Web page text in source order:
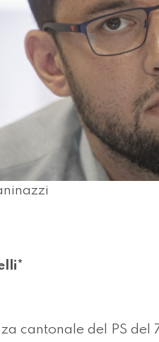
cantonale del PS del